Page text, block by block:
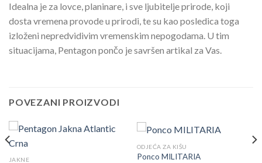
Idealna je za lovce, planinare, i sve ljubitelje prirode, koji
dosta vremena provode u prirodi, te su kao posledica toga
izloženi nepredvidivim vremenskim nepogodama. U tim
situacijama, Pentagon pončo je savršen artikal za Vas.
POVEZANI PROIZVODI
JAKNE
ODJEĆA ZA KIŠU
Ponco MILITARIA